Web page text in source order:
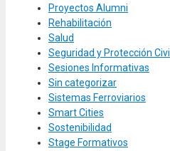
Proyectos Alumni
Rehabilitación
Salud
Seguridad y Protección Civil
Sesiones Informativas
Sin categorizar
Sistemas Ferroviarios
Smart Cities
Sostenibilidad
Stage Formativos